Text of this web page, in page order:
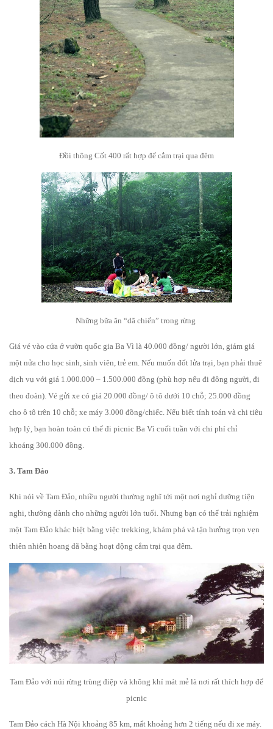
Đồi thông Cốt 400 rất hợp để cắm trại qua đêm
Những bữa ăn “dã chiến” trong rừng
Giá vé vào cửa ở vườn quốc gia Ba Vì là 40.000 đồng/ người lớn, giảm giá
một nửa cho học sinh, sinh viên, trẻ em. Nếu muốn đốt lửa trại, bạn phải thuê
dịch vụ với giá 1.000.000 – 1.500.000 đồng (phù hợp nếu đi đông người, đi
theo đoàn). Vé gửi xe có giá 20.000 đồng/ ô tô dưới 10 chỗ; 25.000 đồng
cho ô tô trên 10 chỗ; xe máy 3.000 đồng/chiếc. Nếu biết tính toán và chi tiêu
hợp lý, bạn hoàn toàn có thể đi picnic Ba Vì cuối tuần với chi phí chỉ
khoảng 300.000 đồng.
3. Tam Đảo
Khi nói về Tam Đảo, nhiều người thường nghĩ tới một nơi nghỉ dưỡng tiện
nghi, thường dành cho những người lớn tuổi. Nhưng bạn có thể trải nghiệm
một Tam Đảo khác biệt bằng việc trekking, khám phá và tận hưởng trọn vẹn
thiên nhiên hoang dã bằng hoạt động cắm trại qua đêm.
Tam Đảo với núi rừng trùng điệp và không khí mát mẻ là nơi rất thích hợp để
picnic
Tam Đảo cách Hà Nội khoảng 85 km, mất khoảng hơn 2 tiếng nếu đi xe máy.